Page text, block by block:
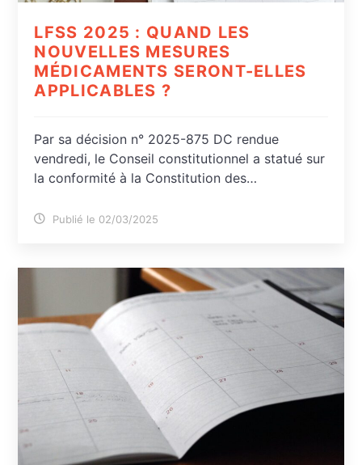
LFSS 2025 : QUAND LES
NOUVELLES MESURES
MÉDICAMENTS SERONT-ELLES
APPLICABLES ?
Par sa décision n° 2025-875 DC rendue
vendredi, le Conseil constitutionnel a statué sur
la conformité à la Constitution des…
Publié le 02/03/2025